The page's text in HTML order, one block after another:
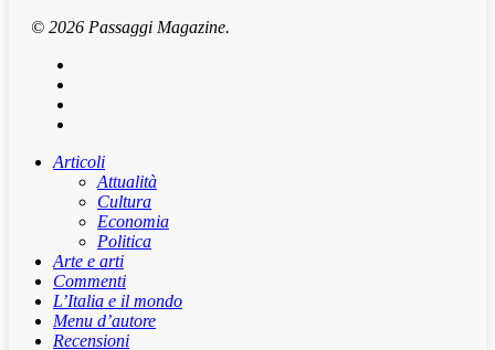
© 2026 Passaggi Magazine.
Articoli
Attualità
Cultura
Economia
Politica
Arte e arti
Commenti
L’Italia e il mondo
Menu d’autore
Recensioni